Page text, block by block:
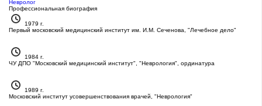
Невролог
Профессиональная биография
1979 г.
Первый московский медицинский институт им. И.М. Сеченова, "Лечебное дело"
1984 г.
ЧУ ДПО "Московский медицинский институт", "Неврология", ординатура
1989 г.
Московский институт усовершенствования врачей, "Неврология"